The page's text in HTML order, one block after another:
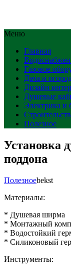
Меню
Главная
Газовое
Дача и
Дизайн
Душевые
Электрика и
Полезное
Установка
поддона
Полезноеbekst
Материалы:
* Душевая ширма
* Монтажный
* Водостойкий
* Силиконовый
Инструменты: